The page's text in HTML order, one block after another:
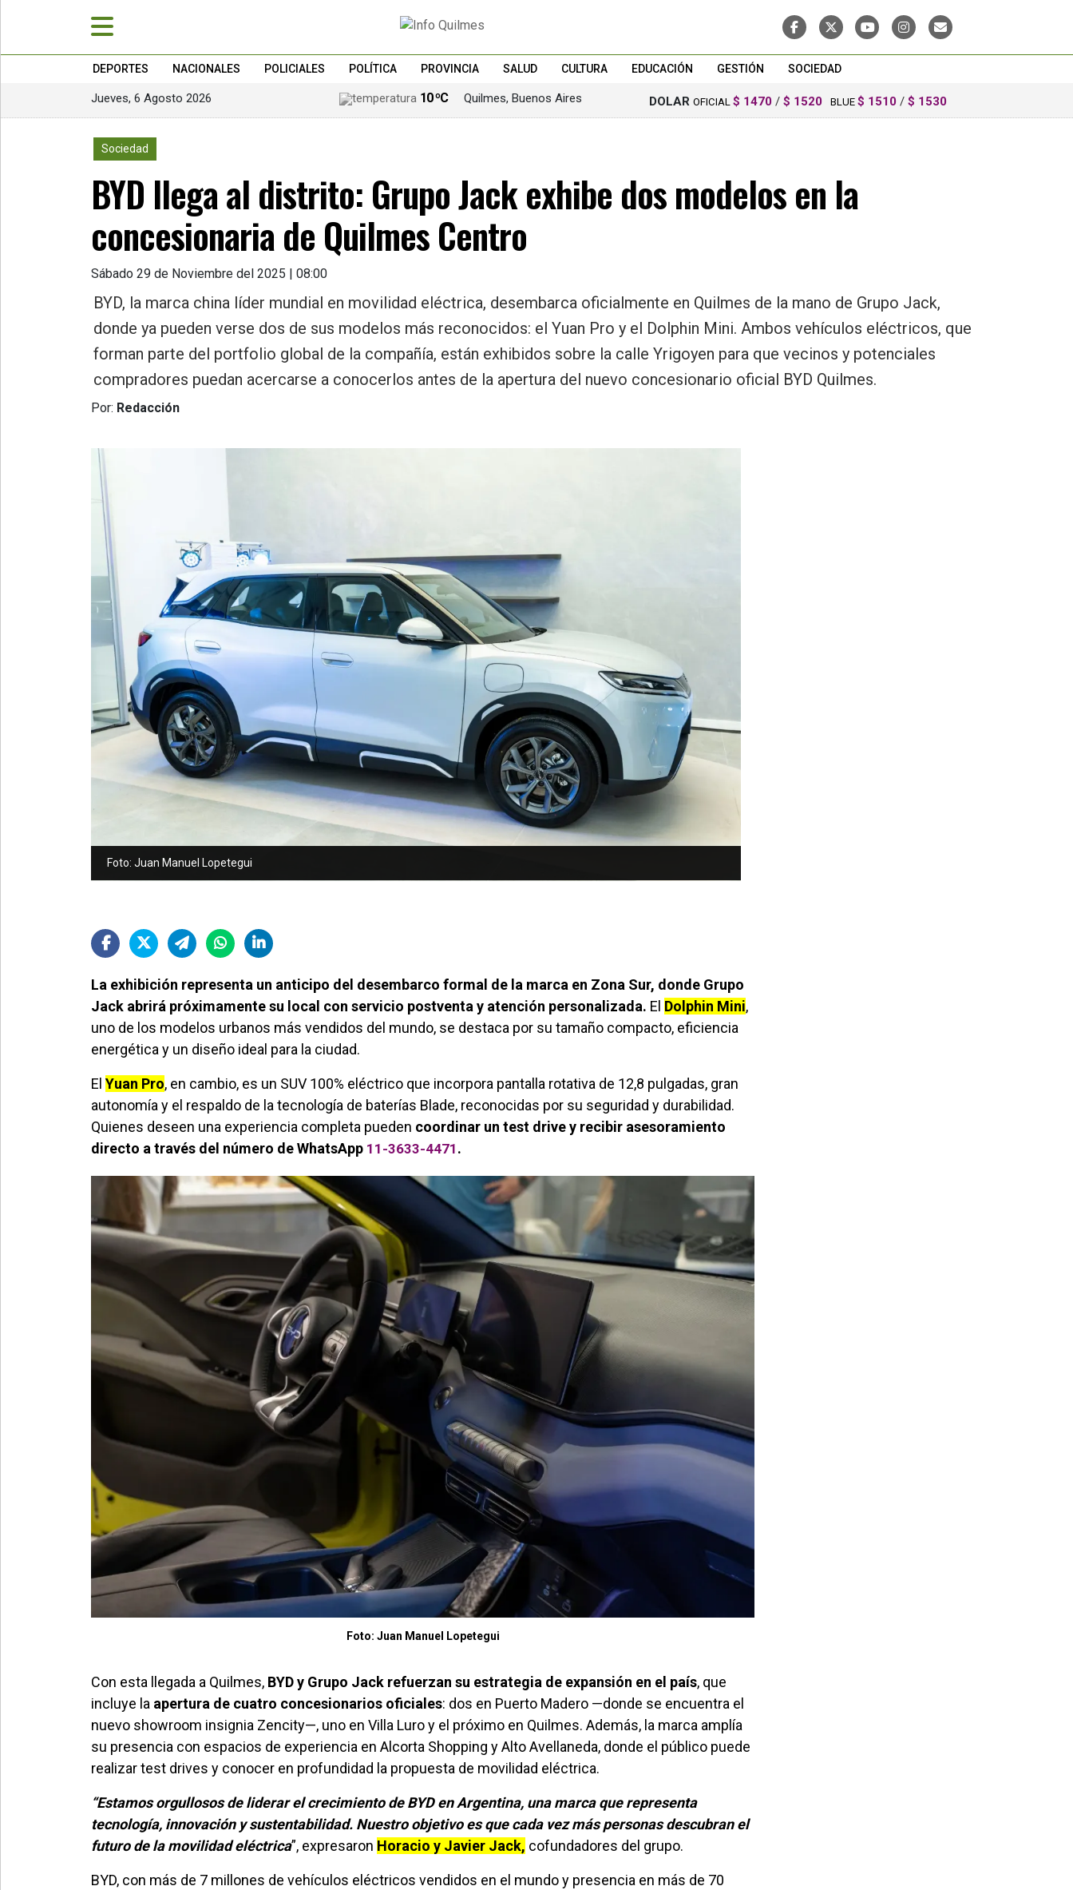
DEPORTES NACIONALES POLICIALES POLÍTICA PROVINCIA SALUD CULTURA EDUCACIÓN GESTIÓN SOCIEDAD
Jueves, 6 Agosto 2026 10 ºC Quilmes, Buenos Aires DOLAR OFICIAL $ 1470 / $ 1520 BLUE $ 1510 / $ 1530
Sociedad
BYD llega al distrito: Grupo Jack exhibe dos modelos en la
concesionaria de Quilmes Centro
Sábado 29 de Noviembre del 2025 | 08:00
BYD, la marca china líder mundial en movilidad eléctrica, desembarca oficialmente en Quilmes de la mano de Grupo Jack,
donde ya pueden verse dos de sus modelos más reconocidos: el Yuan Pro y el Dolphin Mini. Ambos vehículos eléctricos, que
forman parte del portfolio global de la compañía, están exhibidos sobre la calle Yrigoyen para que vecinos y potenciales
compradores puedan acercarse a conocerlos antes de la apertura del nuevo concesionario oficial BYD Quilmes.
Por: Redacción
Foto: Juan Manuel Lopetegui
La exhibición representa un anticipo del desembarco formal de la marca en Zona Sur, donde Grupo
Jack abrirá próximamente su local con servicio postventa y atención personalizada. El Dolphin Mini,
uno de los modelos urbanos más vendidos del mundo, se destaca por su tamaño compacto, eficiencia
energética y un diseño ideal para la ciudad.
El Yuan Pro, en cambio, es un SUV 100% eléctrico que incorpora pantalla rotativa de 12,8 pulgadas, gran
autonomía y el respaldo de la tecnología de baterías Blade, reconocidas por su seguridad y durabilidad.
Quienes deseen una experiencia completa pueden coordinar un test drive y recibir asesoramiento
directo a través del número de WhatsApp 11-3633-4471 .
Foto: Juan Manuel Lopetegui
Con esta llegada a Quilmes, BYD y Grupo Jack refuerzan su estrategia de expansión en el país, que
incluye la apertura de cuatro concesionarios oficiales: dos en Puerto Madero —donde se encuentra el
nuevo showroom insignia Zencity—, uno en Villa Luro y el próximo en Quilmes. Además, la marca amplía
su presencia con espacios de experiencia en Alcorta Shopping y Alto Avellaneda, donde el público puede
realizar test drives y conocer en profundidad la propuesta de movilidad eléctrica.
“Estamos orgullosos de liderar el crecimiento de BYD en Argentina, una marca que representa
tecnología, innovación y sustentabilidad. Nuestro objetivo es que cada vez más personas descubran el
futuro de la movilidad eléctrica”, expresaron Horacio y Javier Jack, cofundadores del grupo.
BYD, con más de 7 millones de vehículos eléctricos vendidos en el mundo y presencia en más de 70